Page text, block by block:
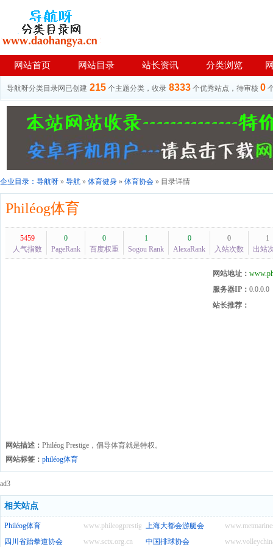
网站首页 网站目录 站长资讯 分类浏览
导航呀分类目录网已创建 215 个主题分类，收录 8333 个优秀站点，待审核 0
企业目录： 导航呀 » 导航 » 体育健身 » 体育协会 » 目录详情
Philéog体育
5459
人气指数
0
PageRank
0
百度权重
1
Sogou Rank
0
AlexaRank
0
入站次数
1
出站
网站地址：
服务器IP： 0.0.0.0
站长推荐：
网站描述： Philéog Prestige，倡导体育就是特权。
网站标签： philéog体育
ad3
相关站点
www.phileogprestige.com
Philéog体育
上海大都会游艇会
www.sctx.org.cn
四川省跆拳道协会
中国排球协会